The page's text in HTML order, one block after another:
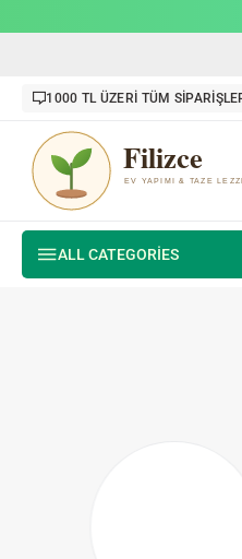
1000 TL ÜZERİ TÜM
ALL CATEGORIES